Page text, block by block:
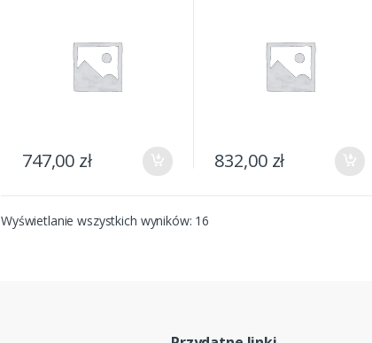
747,00 zł 832,00 zł
Wyświetlanie wszystkich wyników: 16